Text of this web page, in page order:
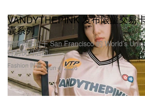
Fashion 时装
VANDYTHEPINK 发布限量交易
囊系列
期间将于位于 San Francisco 的 World’s
特别快闪活动。
Jun 4, 2026